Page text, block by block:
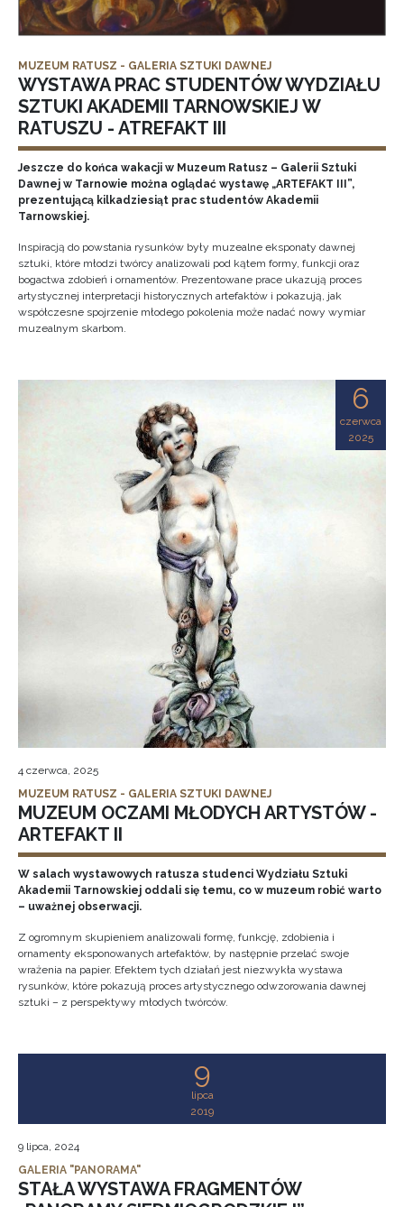
MUZEUM RATUSZ - GALERIA SZTUKI DAWNEJ
WYSTAWA PRAC STUDENTÓW WYDZIAŁU
SZTUKI AKADEMII TARNOWSKIEJ W
RATUSZU - ATREFAKT III
Jeszcze do końca wakacji w Muzeum Ratusz – Galerii Sztuki
Dawnej w Tarnowie można oglądać wystawę „ARTEFAKT III”,
prezentującą kilkadziesiąt prac studentów Akademii
Tarnowskiej.
Inspiracją do powstania rysunków były muzealne eksponaty dawnej
sztuki, które młodzi twórcy analizowali pod kątem formy, funkcji oraz
bogactwa zdobień i ornamentów. Prezentowane prace ukazują proces
artystycznej interpretacji historycznych artefaktów i pokazują, jak
współczesne spojrzenie młodego pokolenia może nadać nowy wymiar
muzealnym skarbom.
6
czerwca
2025
4 czerwca, 2025
MUZEUM RATUSZ - GALERIA SZTUKI DAWNEJ
MUZEUM OCZAMI MŁODYCH ARTYSTÓW -
ARTEFAKT II
W salach wystawowych ratusza studenci Wydziału Sztuki
Akademii Tarnowskiej oddali się temu, co w muzeum robić warto
– uważnej obserwacji.
Z ogromnym skupieniem analizowali formę, funkcję, zdobienia i
ornamenty eksponowanych artefaktów, by następnie przelać swoje
wrażenia na papier. Efektem tych działań jest niezwykła wystawa
rysunków, które pokazują proces artystycznego odwzorowania dawnej
sztuki – z perspektywy młodych twórców.
9
lipca
2019
9 lipca, 2024
GALERIA "PANORAMA"
STAŁA WYSTAWA FRAGMENTÓW